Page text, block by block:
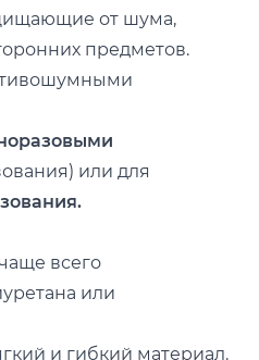
от шума,
предметов.
или для
всего
или
и гибкий материал.